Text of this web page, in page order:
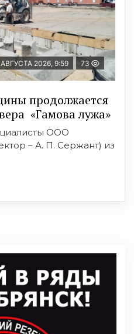
2026, 9:59 73
продолжается
«Гамова лужа»
ООО
– А. П. Сержант) из